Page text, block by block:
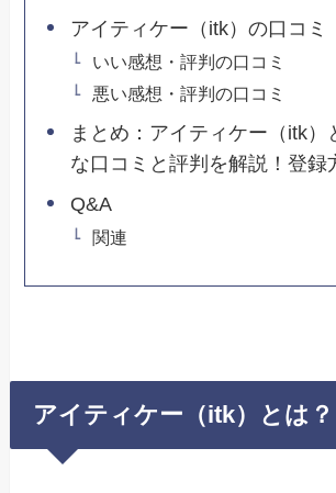
アイティケー（itk）の口コミ
いい感想・評判の口コミ
悪い感想・評判の口コミ
まとめ：アイティケー（itk）
な口コミと評判を解説！登録
Q&A
関連
アイティケー（itk）とは？